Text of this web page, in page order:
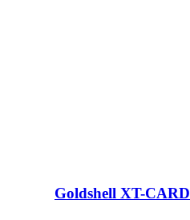
دستگاه ماینر گلدشل مدل Goldshell XT-CARD